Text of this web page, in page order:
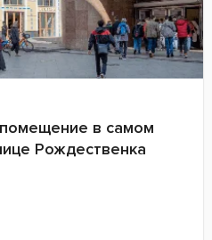
в самом
Рождественка